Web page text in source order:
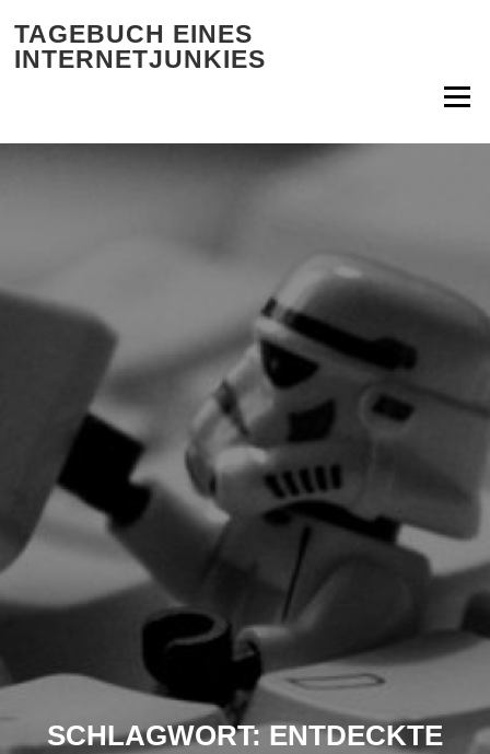
TAGEBUCH EINES
INTERNETJUNKIES
Menü
SCHLAGWORT:ENTDECKTE